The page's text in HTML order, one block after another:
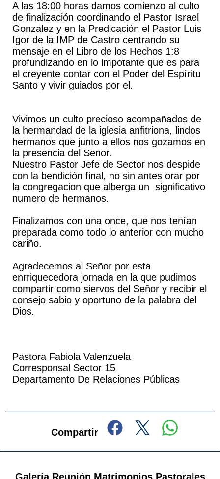
A las 18:00 horas damos comienzo al culto
de finalización coordinando el Pastor Israel
Gonzalez y en la Predicación el Pastor Luis
Igor de la IMP de Castro centrando su
mensaje en el Libro de los Hechos 1:8
profundizando en lo impotante que es para
el creyente contar con el Poder del Espíritu
Santo y vivir guiados por el.
Vivimos un culto precioso acompañados de
la hermandad de la iglesia anfitriona, lindos
hermanos que junto a ellos nos gozamos en
la presencia del Señor.
Nuestro Pastor Jefe de Sector nos despide
con la bendición final, no sin antes orar por
la congregacion que alberga un significativo
numero de hermanos.
Finalizamos con una once, que nos tenían
preparada como todo lo anterior con mucho
cariño.
Agradecemos al Señor por esta
enrriquecedora jornada en la que pudimos
compartir como siervos del Señor y recibir el
consejo sabio y oportuno de la palabra del
Dios.
Pastora Fabiola Valenzuela
Corresponsal Sector 15
Departamento De Relaciones Públicas
Compartir
Galería Reunión Matrimonios Pastorales